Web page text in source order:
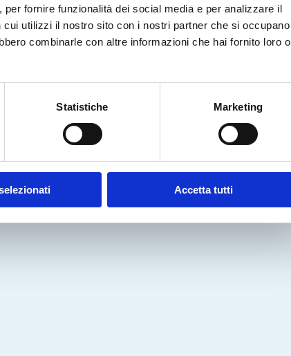
fornire funzionalità dei social media e per analizzare il
utilizzi il nostro sito con i nostri partner che si occupano
combinarle con altre informazioni che hai fornito loro o
Statistiche Marketing
Accetta tutti
gratuita